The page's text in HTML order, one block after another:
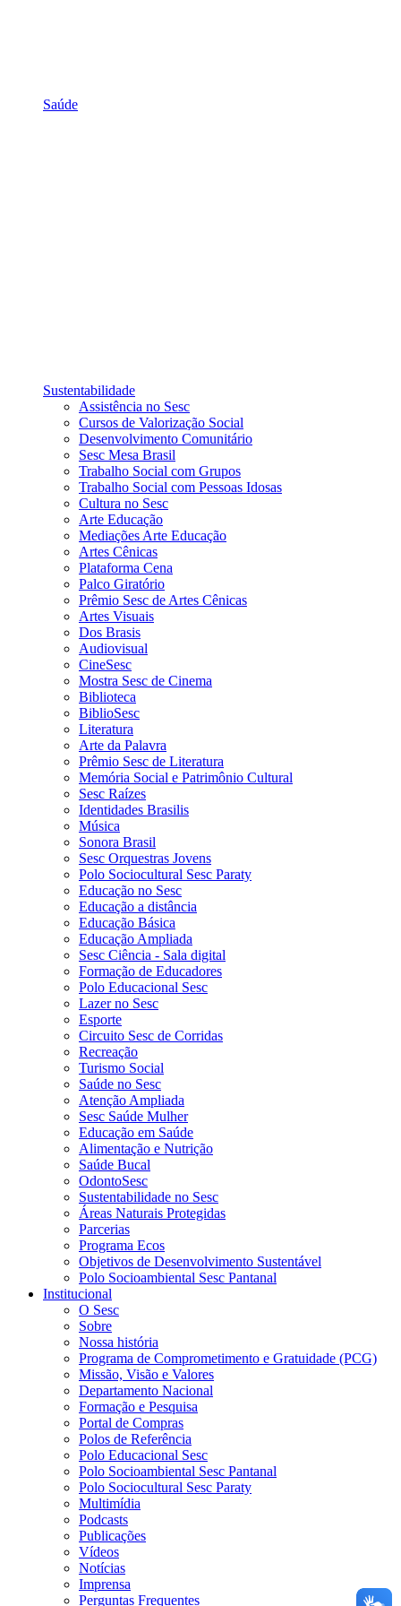
Saúde
Sustentabilidade
Assistência no Sesc
Cursos de Valorização Social
Desenvolvimento Comunitário
Sesc Mesa Brasil
Trabalho Social com Grupos
Trabalho Social com Pessoas Idosas
Cultura no Sesc
Arte Educação
Mediações Arte Educação
Artes Cênicas
Plataforma Cena
Palco Giratório
Prêmio Sesc de Artes Cênicas
Artes Visuais
Dos Brasis
Audiovisual
CineSesc
Mostra Sesc de Cinema
Biblioteca
BiblioSesc
Literatura
Arte da Palavra
Prêmio Sesc de Literatura
Memória Social e Patrimônio Cultural
Sesc Raízes
Identidades Brasilis
Música
Sonora Brasil
Sesc Orquestras Jovens
Polo Sociocultural Sesc Paraty
Educação no Sesc
Educação a distância
Educação Básica
Educação Ampliada
Sesc Ciência - Sala digital
Formação de Educadores
Polo Educacional Sesc
Lazer no Sesc
Esporte
Circuito Sesc de Corridas
Recreação
Turismo Social
Saúde no Sesc
Atenção Ampliada
Sesc Saúde Mulher
Educação em Saúde
Alimentação e Nutrição
Saúde Bucal
OdontoSesc
Sustentabilidade no Sesc
Áreas Naturais Protegidas
Parcerias
Programa Ecos
Objetivos de Desenvolvimento Sustentável
Polo Socioambiental Sesc Pantanal
Institucional
O Sesc
Sobre
Nossa história
Programa de Comprometimento e Gratuidade (PCG)
Missão, Visão e Valores
Departamento Nacional
Formação e Pesquisa
Portal de Compras
Polos de Referência
Polo Educacional Sesc
Polo Socioambiental Sesc Pantanal
Polo Sociocultural Sesc Paraty
Multimídia
Podcasts
Publicações
Vídeos
Notícias
Imprensa
Perguntas Frequentes